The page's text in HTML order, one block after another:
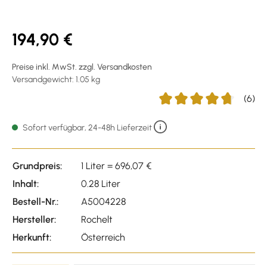
194,90 €
Preise inkl. MwSt. zzgl. Versandkosten
Versandgewicht: 1.05 kg
(6)
Sofort verfügbar, 24-48h Lieferzeit
Grundpreis:
1 Liter = 696,07 €
Inhalt:
0.28 Liter
Bestell-Nr.:
A5004228
Hersteller:
Rochelt
Herkunft:
Österreich